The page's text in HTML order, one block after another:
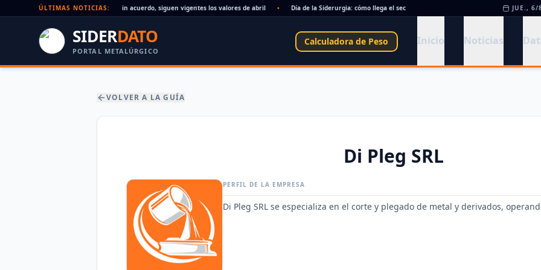
ÚLTIMAS NOTICIAS:
Paritaria UOM agosto 2026: sin acuerdo, siguen vigentes los valores de abril Día de la Siderurgia: cómo llega el sector al aniversario 78 del legado de Savio •
JUE., 6/
SIDERDATO
PORTAL METALÚRGICO
Calculadora de Peso Inicio Noticias
VOLVER A LA GUÍA
Di Pleg SRL
PERFIL DE LA EMPRESA
Di Pleg SRL se especializa en el corte y plegado de metal y derivados,